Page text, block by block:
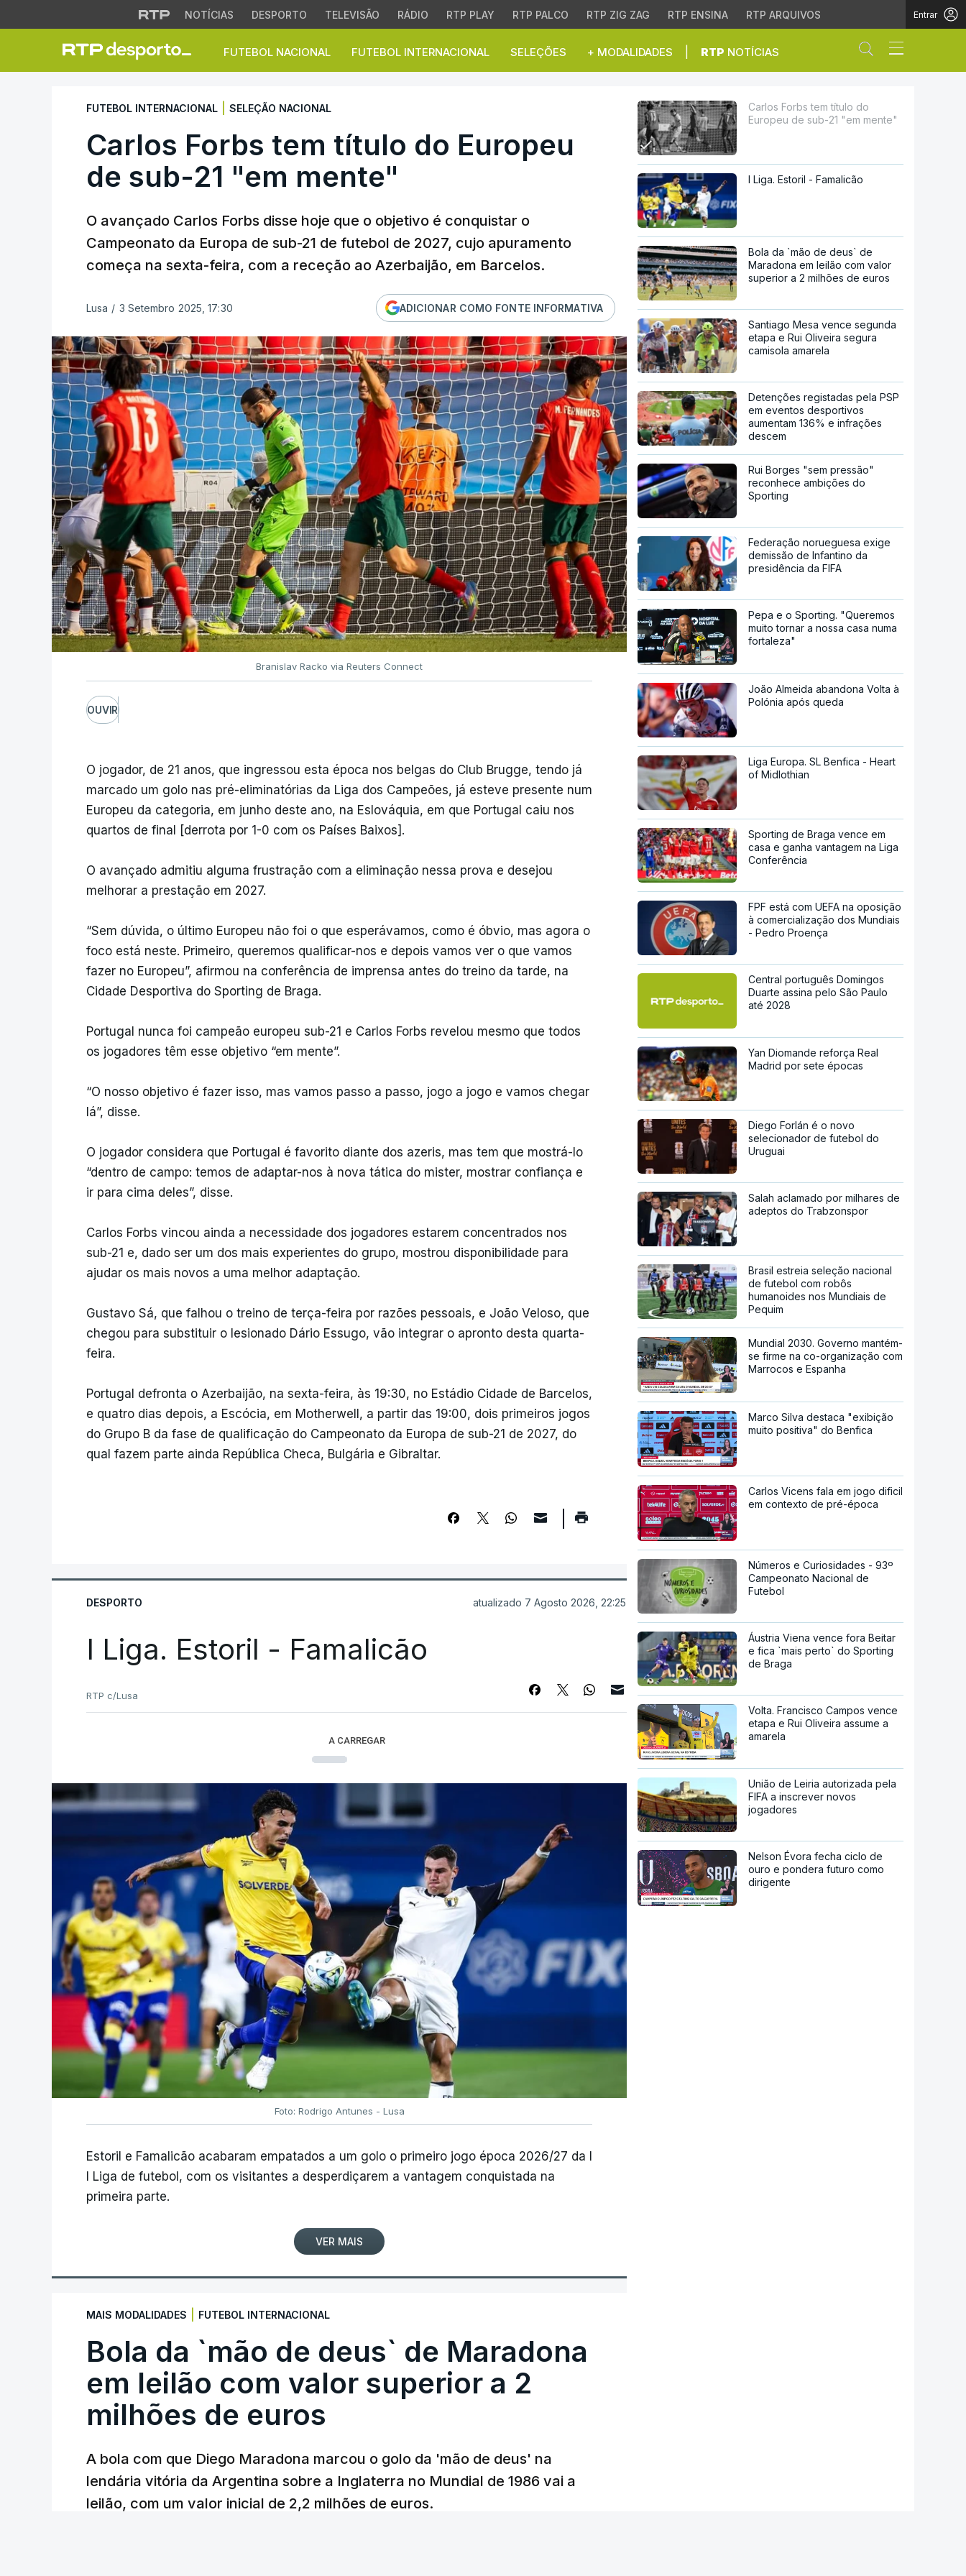
NOTÍCIAS DESPORTO TELEVISÃO RÁDIO RTP PLAY RTP PALCO RTP ZIG ZAG RTP ENSINA RTP ARQUIVOS Entrar
FUTEBOL NACIONAL FUTEBOL INTERNACIONAL SELEÇÕES + MODALIDADES RTP NOTÍCIAS Abrir campo
Carlos Forbs tem título do Europeu de sub-21 "em mente"
FUTEBOL INTERNACIONAL SELEÇÃO NACIONAL
Carlos Forbs tem título do Europeu
de sub-21 "em mente"
O avançado Carlos Forbs disse hoje que o objetivo é conquistar o
Campeonato da Europa de sub-21 de futebol de 2027, cujo apuramento
começa na sexta-feira, com a receção ao Azerbaijão, em Barcelos.
Lusa / 3 Setembro 2025, 17:30 ADICIONAR COMO FONTE INFORMATIVA
Branislav Racko via Reuters Connect
OUVIR
O jogador, de 21 anos, que ingressou esta época nos belgas do Club Brugge, tendo já
marcado um golo nas pré-eliminatórias da Liga dos Campeões, já esteve presente num
Europeu da categoria, em junho deste ano, na Eslováquia, em que Portugal caiu nos
quartos de final [derrota por 1-0 com os Países Baixos].
O avançado admitiu alguma frustração com a eliminação nessa prova e desejou
melhorar a prestação em 2027.
“Sem dúvida, o último Europeu não foi o que esperávamos, como é óbvio, mas agora o
foco está neste. Primeiro, queremos qualificar-nos e depois vamos ver o que vamos
fazer no Europeu”, afirmou na conferência de imprensa antes do treino da tarde, na
Cidade Desportiva do Sporting de Braga.
Portugal nunca foi campeão europeu sub-21 e Carlos Forbs revelou mesmo que todos
os jogadores têm esse objetivo “em mente”.
“O nosso objetivo é fazer isso, mas vamos passo a passo, jogo a jogo e vamos chegar
lá”, disse.
O jogador considera que Portugal é favorito diante dos azeris, mas tem que mostrá-lo
“dentro de campo: temos de adaptar-nos à nova tática do mister, mostrar confiança e
ir para cima deles”, disse.
Carlos Forbs vincou ainda a necessidade dos jogadores estarem concentrados nos
sub-21 e, dado ser um dos mais experientes do grupo, mostrou disponibilidade para
ajudar os mais novos a uma melhor adaptação.
Gustavo Sá, que falhou o treino de terça-feira por razões pessoais, e João Veloso, que
chegou para substituir o lesionado Dário Essugo, vão integrar o apronto desta quarta-
feira.
Portugal defronta o Azerbaijão, na sexta-feira, às 19:30, no Estádio Cidade de Barcelos,
e quatro dias depois, a Escócia, em Motherwell, a partir das 19:00, dois primeiros jogos
do Grupo B da fase de qualificação do Campeonato da Europa de sub-21 de 2027, do
qual fazem parte ainda República Checa, Bulgária e Gibraltar.
DESPORTO atualizado 7 Agosto 2026, 22:25
I Liga. Estoril - Famalicão
RTP c/Lusa
A CARREGAR
Foto: Rodrigo Antunes - Lusa
Estoril e Famalicão acabaram empatados a um golo o primeiro jogo época 2026/27 da I
I Liga de futebol, com os visitantes a desperdiçarem a vantagem conquistada na
primeira parte.
VER MAIS
MAIS MODALIDADES FUTEBOL INTERNACIONAL
Bola da `mão de deus` de Maradona
em leilão com valor superior a 2
milhões de euros
A bola com que Diego Maradona marcou o golo da 'mão de deus' na
lendária vitória da Argentina sobre a Inglaterra no Mundial de 1986 vai a
leilão, com um valor inicial de 2,2 milhões de euros.
Carlos Forbs tem título do
Europeu de sub-21 "em mente"
I Liga. Estoril - Famalicão
Bola da `mão de deus` de
Maradona em leilão com valor
superior a 2 milhões de euros
Santiago Mesa vence segunda
etapa e Rui Oliveira segura
camisola amarela
Detenções registadas pela PSP
em eventos desportivos
aumentam 136% e infrações
descem
Rui Borges "sem pressão"
reconhece ambições do
Sporting
Federação norueguesa exige
demissão de Infantino da
presidência da FIFA
Pepa e o Sporting. "Queremos
muito tornar a nossa casa numa
fortaleza"
João Almeida abandona Volta à
Polónia após queda
Liga Europa. SL Benfica - Heart
of Midlothian
Sporting de Braga vence em
casa e ganha vantagem na Liga
Conferência
FPF está com UEFA na oposição
à comercialização dos Mundiais
- Pedro Proença
Central português Domingos
Duarte assina pelo São Paulo
até 2028
Yan Diomande reforça Real
Madrid por sete épocas
Diego Forlán é o novo
selecionador de futebol do
Uruguai
Salah aclamado por milhares de
adeptos do Trabzonspor
Brasil estreia seleção nacional
de futebol com robôs
humanoides nos Mundiais de
Pequim
Mundial 2030. Governo mantém-
se firme na co-organização com
Marrocos e Espanha
Marco Silva destaca "exibição
muito positiva" do Benfica
Carlos Vicens fala em jogo dificil
em contexto de pré-época
Números e Curiosidades - 93º
Campeonato Nacional de
Futebol
Áustria Viena vence fora Beitar
e fica `mais perto` do Sporting
de Braga
Volta. Francisco Campos vence
etapa e Rui Oliveira assume a
amarela
União de Leiria autorizada pela
FIFA a inscrever novos
jogadores
Nelson Évora fecha ciclo de
ouro e pondera futuro como
dirigente